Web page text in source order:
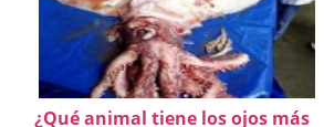
¿Qué animal tiene los ojos más